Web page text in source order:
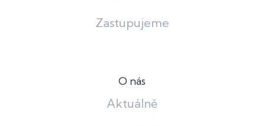
Zastupujeme
O nás
Aktuálně